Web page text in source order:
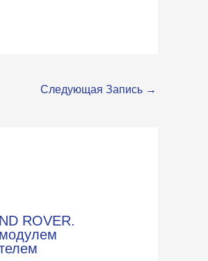
Следующая Запись →
ROVER.